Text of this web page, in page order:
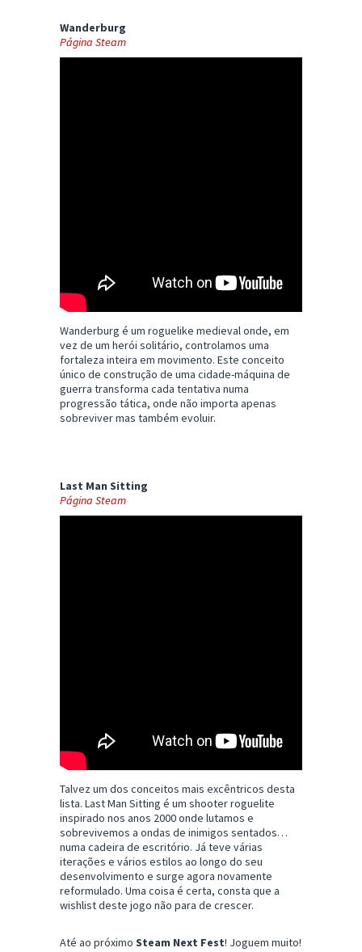
Wanderburg
Página Steam
Wanderburg é um roguelike medieval onde, em
vez de um herói solitário, controlamos uma
fortaleza inteira em movimento. Este conceito
único de construção de uma cidade-máquina de
guerra transforma cada tentativa numa
progressão tática, onde não importa apenas
sobreviver mas também evoluir.
Last Man Sitting
Página Steam
Talvez um dos conceitos mais excêntricos desta
lista. Last Man Sitting é um shooter roguelite
inspirado nos anos 2000 onde lutamos e
sobrevivemos a ondas de inimigos sentados…
numa cadeira de escritório. Já teve várias
iterações e vários estilos ao longo do seu
desenvolvimento e surge agora novamente
reformulado. Uma coisa é certa, consta que a
wishlist deste jogo não para de crescer.
Até ao próximo Steam Next Fest! Joguem muito!